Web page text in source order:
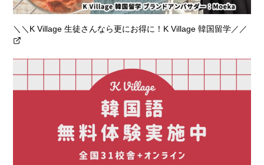
＼＼K Village 生徒さんなら更にお得に！K Village 韓国留学／／